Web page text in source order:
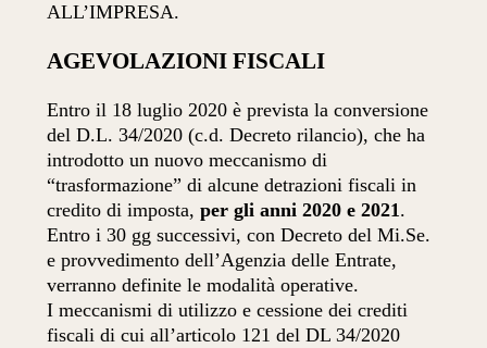
ALL’IMPRESA.
AGEVOLAZIONI FISCALI
Entro il 18 luglio 2020 è prevista la conversione
del D.L. 34/2020 (c.d. Decreto rilancio), che ha
introdotto un nuovo meccanismo di
“trasformazione” di alcune detrazioni fiscali in
credito di imposta,per gli anni 2020 e 2021.
Entro i 30 gg successivi, con Decreto del Mi.Se.
e provvedimento dell’Agenzia delle Entrate,
verranno definite le modalità operative.
I meccanismi di utilizzo e cessione dei crediti
fiscali di cui all’articolo 121 del DL 34/2020